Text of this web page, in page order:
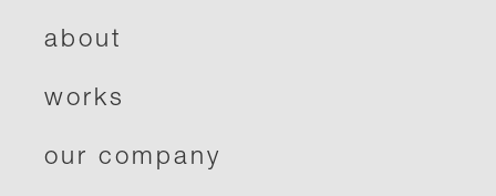
about
works
our company